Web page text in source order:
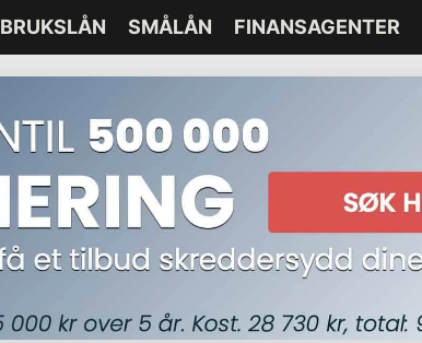
SMÅLÅN FINANSAGENTER